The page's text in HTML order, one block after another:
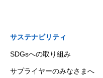
サステナビリティ
SDGsへの取り組み
サプライヤーのみなさまへ